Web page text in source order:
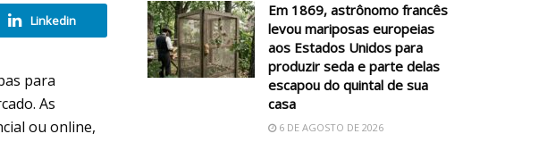
Linkedin
para
As
ou online,
Em 1869, astrônomo francês
levou mariposas europeias
aos Estados Unidos para
produzir seda e parte delas
escapou do quintal de sua
casa
6 DE AGOSTO DE 2026